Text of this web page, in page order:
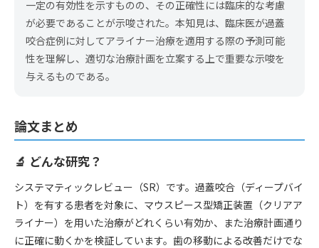
一定の有効性を示すものの、その正確性には臨床的な考慮
が必要であることが示唆された。本知見は、臨床医が過蓋
咬合症例に対してアライナー治療を適用する際の予測可能
性を理解し、適切な治療計画を立案する上で重要な示唆を
与えるものである。
論文まとめ
🔬 どんな研究？
システマティックレビュー（SR）です。過蓋咬合（ディープバイ
ト）を有する患者を対象に、マウスピース型矯正装置（クリアア
ライナー）を用いた治療がどれくらい有効か、また治療計画通り
に正確に動くかを検証しています。歯の移動による改善だけでな